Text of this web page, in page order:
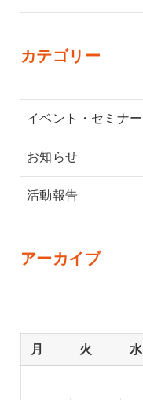
カテゴリー
イベント・セミナー
お知らせ
活動報告
アーカイブ
月 火 水